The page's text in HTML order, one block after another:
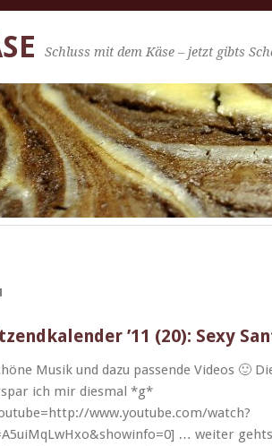
Schluss mit dem Käse – jetzt gibts
’11 (20): Sexy
Musik und dazu passende Videos 🙂
ich mir dies­mal *g*
www.youtube.com/watch?
… weit­er